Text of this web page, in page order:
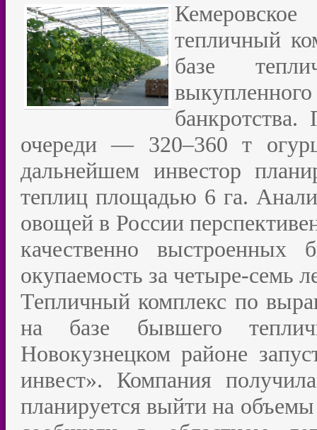
тепличный
базе
очереди — 320–360 т
дальнейшем инвестор
теплиц площадью 6 га.
овощей в России
качественно выстроенных
окупаемость за четыре-семь
Тепличный комплекс по
на базе бывшего
Новокузнецком районе
инвест». Компания
планируется выйти на